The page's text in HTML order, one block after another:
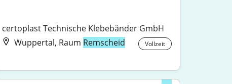
certoplast Technische Klebebänder GmbH
Wuppertal, Raum Remscheid Vollzeit